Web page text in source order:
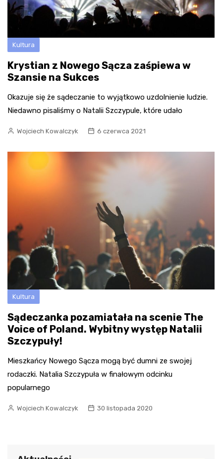
Kultura
Krystian z Nowego Sącza zaśpiewa w
Szansie na Sukces
Okazuje się że sądeczanie to wyjątkowo uzdolnienie ludzie.
Niedawno pisaliśmy o Natalii Szczypule, które udało
Wojciech Kowalczyk 6 czerwca 2021
Kultura
Sądeczanka pozamiatała na scenie The
Voice of Poland. Wybitny występ Natalii
Szczypuły!
Mieszkańcy Nowego Sącza mogą być dumni ze swojej
rodaczki. Natalia Szczypuła w finałowym odcinku
popularnego
Wojciech Kowalczyk 30 listopada 2020